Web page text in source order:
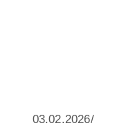
03.02.2026/